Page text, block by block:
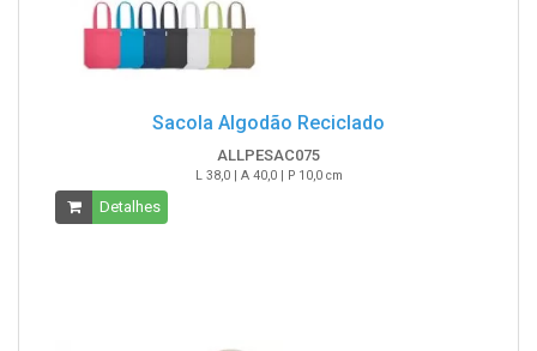
Sacola Algodão Reciclado
ALLPESAC075
L 38,0 | A 40,0 | P 10,0 cm
Detalhes